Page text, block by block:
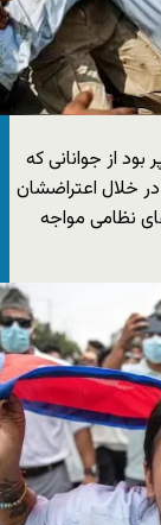
از جوانانی که
خلال اعتراضشان
نظامی مواجه